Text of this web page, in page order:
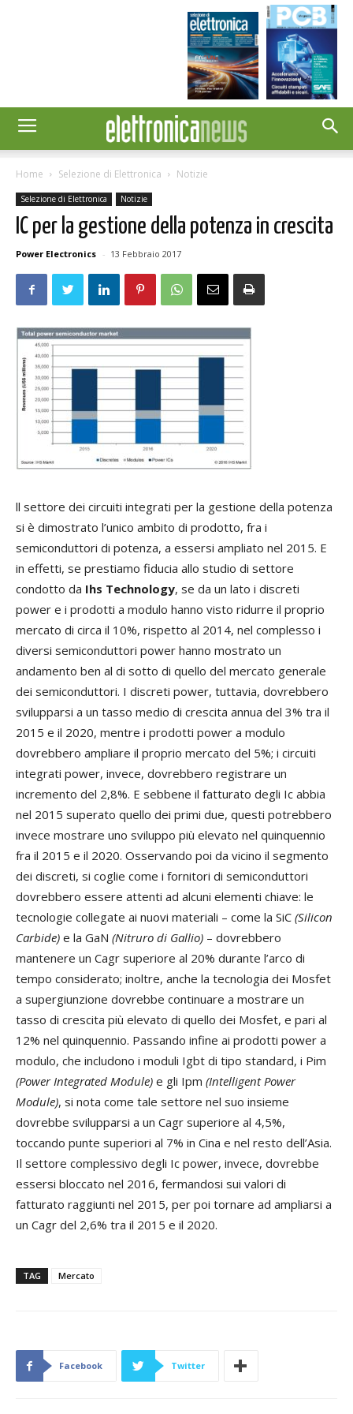
Home Selezione di Elettronica Notizie
Selezione di Elettronica Notizie
IC per la gestione della potenza in crescita
Power Electronics - 13 Febbraio 2017
ll settore dei circuiti integrati per la gestione della potenza
si è dimostrato l’unico ambito di prodotto, fra i
semiconduttori di potenza, a essersi ampliato nel 2015. E
in effetti, se prestiamo fiducia allo studio di settore
condotto da Ihs Technology, se da un lato i discreti
power e i prodotti a modulo hanno visto ridurre il proprio
mercato di circa il 10%, rispetto al 2014, nel complesso i
diversi semiconduttori power hanno mostrato un
andamento ben al di sotto di quello del mercato generale
dei semiconduttori. I discreti power, tuttavia, dovrebbero
svilupparsi a un tasso medio di crescita annua del 3% tra il
2015 e il 2020, mentre i prodotti power a modulo
dovrebbero ampliare il proprio mercato del 5%; i circuiti
integrati power, invece, dovrebbero registrare un
incremento del 2,8%. E sebbene il fatturato degli Ic abbia
nel 2015 superato quello dei primi due, questi potrebbero
invece mostrare uno sviluppo più elevato nel quinquennio
fra il 2015 e il 2020. Osservando poi da vicino il segmento
dei discreti, si coglie come i fornitori di semiconduttori
dovrebbero essere attenti ad alcuni elementi chiave: le
tecnologie collegate ai nuovi materiali – come la SiC (Silicon
Carbide) e la GaN (Nitruro di Gallio) – dovrebbero
mantenere un Cagr superiore al 20% durante l’arco di
tempo considerato; inoltre, anche la tecnologia dei Mosfet
a supergiunzione dovrebbe continuare a mostrare un
tasso di crescita più elevato di quello dei Mosfet, e pari al
12% nel quinquennio. Passando infine ai prodotti power a
modulo, che includono i moduli Igbt di tipo standard, i Pim
(Power Integrated Module) e gli Ipm (Intelligent Power
Module), si nota come tale settore nel suo insieme
dovrebbe svilupparsi a un Cagr superiore al 4,5%,
toccando punte superiori al 7% in Cina e nel resto dell’Asia.
Il settore complessivo degli Ic power, invece, dovrebbe
essersi bloccato nel 2016, fermandosi sui valori di
fatturato raggiunti nel 2015, per poi tornare ad ampliarsi a
un Cagr del 2,6% tra il 2015 e il 2020.
TAG Mercato
Facebook Twitter